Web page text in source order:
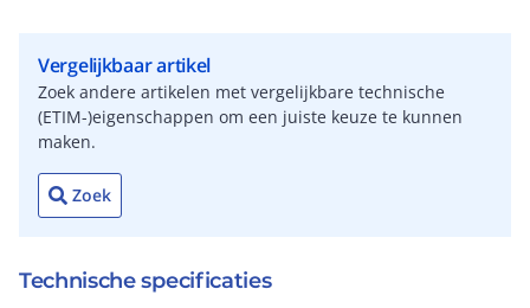
Vergelijkbaar artikel
Zoek andere artikelen met vergelijkbare technische
(ETIM-)eigenschappen om een juiste keuze te kunnen
maken.
Zoek
Technische specificaties